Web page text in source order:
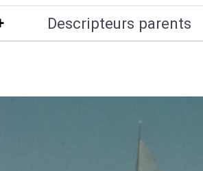
Bavière|Garmisch Partenkirchen|
Descripteurs parents